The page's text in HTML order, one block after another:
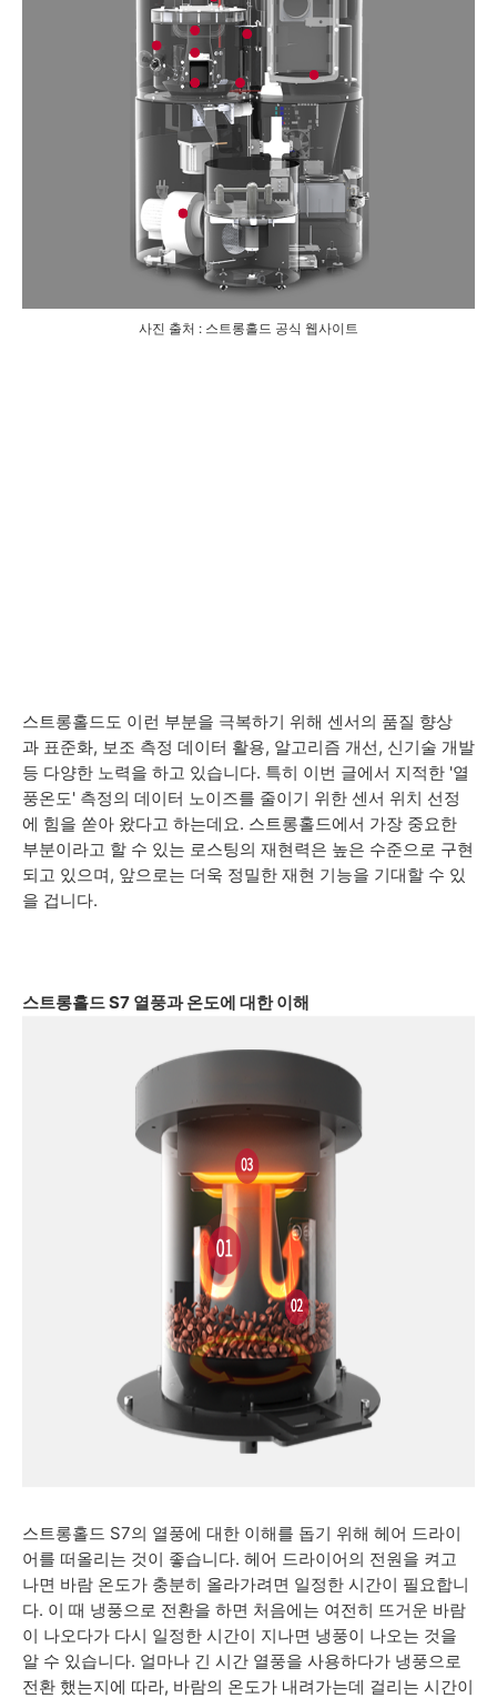
사진 출처 : 스트롱홀드 공식 웹사이트
스트롱홀드도 이런 부분을 극복하기 위해 센서의 품질 향상
과 표준화, 보조 측정 데이터 활용, 알고리즘 개선, 신기술 개발
등 다양한 노력을 하고 있습니다. 특히 이번 글에서 지적한 '열
풍온도' 측정의 데이터 노이즈를 줄이기 위한 센서 위치 선정
에 힘을 쏟아 왔다고 하는데요. 스트롱홀드에서 가장 중요한
부분이라고 할 수 있는 로스팅의 재현력은 높은 수준으로 구현
되고 있으며, 앞으로는 더욱 정밀한 재현 기능을 기대할 수 있
을 겁니다.
스트롱홀드 S7 열풍과 온도에 대한 이해
스트롱홀드 S7의 열풍에 대한 이해를 돕기 위해 헤어 드라이
어를 떠올리는 것이 좋습니다. 헤어 드라이어의 전원을 켜고
나면 바람 온도가 충분히 올라가려면 일정한 시간이 필요합니
다. 이 때 냉풍으로 전환을 하면 처음에는 여전히 뜨거운 바람
이 나오다가 다시 일정한 시간이 지나면 냉풍이 나오는 것을
알 수 있습니다. 얼마나 긴 시간 열풍을 사용하다가 냉풍으로
전환 했는지에 따라, 바람의 온도가 내려가는데 걸리는 시간이